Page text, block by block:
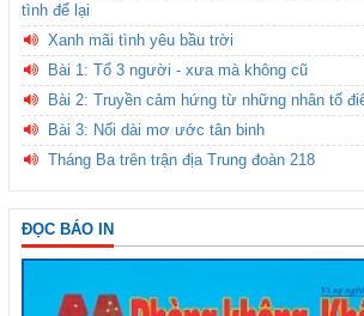
tình để lại
Xanh mãi tình yêu bầu trời
Bài 1: Tổ 3 người - xưa mà không cũ
Bài 2: Truyền cảm hứng từ những nhân tố
Bài 3: Nối dài mơ ước tân binh
Tháng Ba trên trận địa Trung đoàn 218
ĐỌC BÁO IN